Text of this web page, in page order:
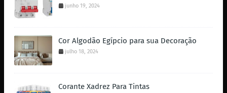
junho 19, 2024
Cor Algodão Egípcio para sua Decoração
julho 18, 2024
Corante Xadrez Para Tintas